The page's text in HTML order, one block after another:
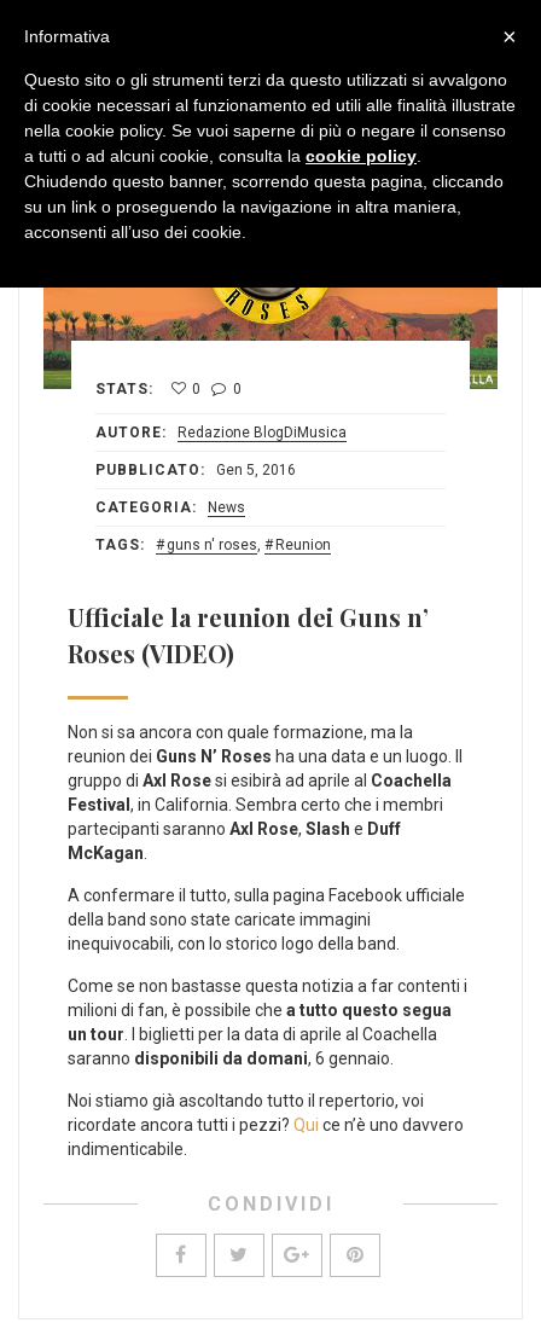
STATS: 0 0
AUTORE: Redazione BlogDiMusica
PUBBLICATO: Gen 5, 2016
CATEGORIA: News
TAGS: guns n' roses, Reunion
Ufficiale la reunion dei Guns n’
Roses (VIDEO)
Non si sa ancora con quale formazione, ma la
reunion dei Guns N’ Roses ha una data e un luogo. Il
gruppo di Axl Rosesi esibirà ad aprile al Coachella
Festival , in California. Sembra certo che i membri
partecipanti saranno Axl Rose, Slash e Duff
McKagan.
A confermare il tutto, sulla pagina Facebook ufficiale
della band sono state caricate immagini
inequivocabili, con lo storico logo della band.
Come se non bastasse questa notizia a far contenti i
milioni di fan, è possibile che a tutto questo segua
un tour. I biglietti per la data di aprile al Coachella
saranno disponibili da domani, 6 gennaio.
Noi stiamo già ascoltando tutto il repertorio, voi
ricordate ancora tutti i pezzi? Qui ce n’è uno davvero
indimenticabile.
CONDIVIDI
×
Informativa
Questo sito o gli strumenti terzi da questo utilizzati si avvalgono
di cookie necessari al funzionamento ed utili alle finalità illustrate
nella cookie policy. Se vuoi saperne di più o negare il consenso
a tutti o ad alcuni cookie, consulta la cookie policy
Chiudendo questo banner, scorrendo questa pagina, cliccando
su un link o proseguendo la navigazione in altra maniera,
acconsenti all’uso dei cookie.